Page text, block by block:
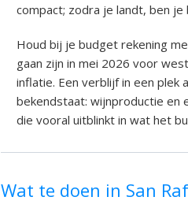
compact; zodra je landt, ben
Houd bij je budget rekening
gaan zijn in mei 2026 voor
inflatie. Een verblijf in een plek
bekendstaat: wijnproductie en
die vooral uitblinkt in wat het
Wat te doen in San